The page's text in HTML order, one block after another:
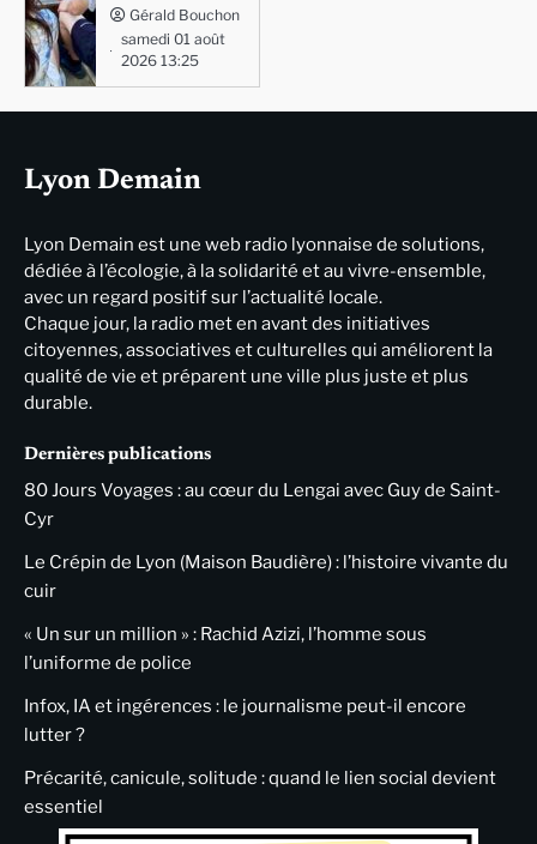
Gérald Bouchon
samedi 01 août
2026 13:25
Lyon Demain
Lyon Demain est une web radio lyonnaise de solutions,
dédiée à l’écologie, à la solidarité et au vivre-ensemble,
avec un regard positif sur l’actualité locale.
Chaque jour, la radio met en avant des initiatives
citoyennes, associatives et culturelles qui améliorent la
qualité de vie et préparent une ville plus juste et plus
durable.
Dernières publications
80 Jours Voyages : au cœur du Lengai avec Guy de Saint-
Cyr
Le Crépin de Lyon (Maison Baudière) : l’histoire vivante du
cuir
« Un sur un million » : Rachid Azizi, l’homme sous
l’uniforme de police
Infox, IA et ingérences : le journalisme peut-il encore
lutter ?
Précarité, canicule, solitude : quand le lien social devient
essentiel